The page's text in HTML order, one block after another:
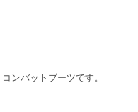
ンバットブーツです。